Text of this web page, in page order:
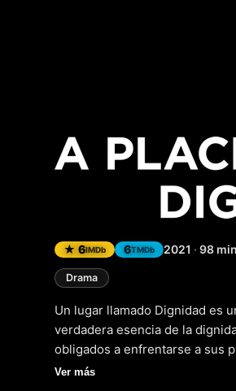
Un
★ 6IMDb 6TMDb 2021 · 98 min
Drama
Un lugar llamado Dignidad es
verdadera esencia de la
obligados a enfrentarse a sus
A medida que avanzan en su
Ver más